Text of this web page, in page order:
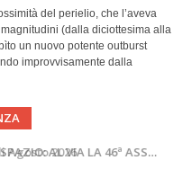
del perielio, che l’aveva
(dalla diciottesima alla
un nuovo potente outburst
improvvisamente dalla
2026
mese – Agosto 2026